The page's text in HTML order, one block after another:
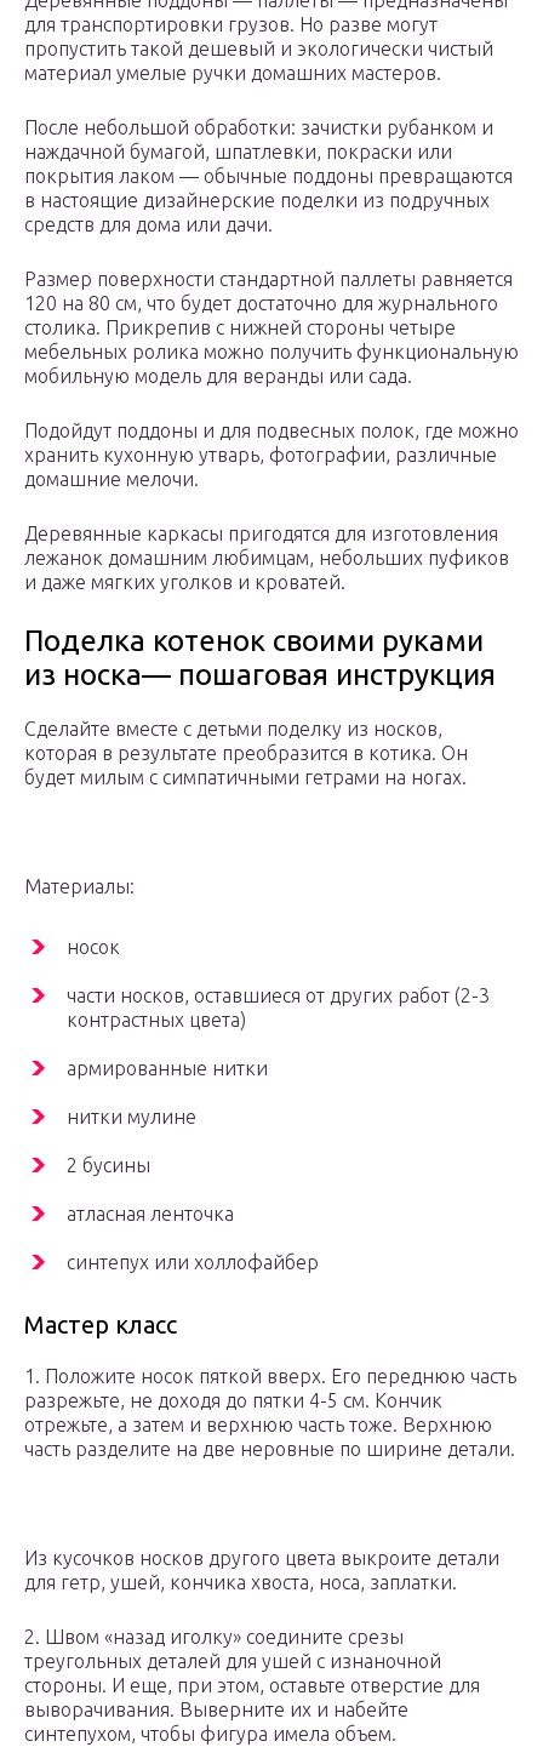
для транспортировки грузов. Но разве могут
пропустить такой дешевый и экологически чистый
материал умелые ручки домашних мастеров.
После небольшой обработки: зачистки рубанком и
наждачной бумагой, шпатлевки, покраски или
покрытия лаком — обычные поддоны превращаются
в настоящие дизайнерские поделки из подручных
средств для дома или дачи.
Размер поверхности стандартной паллеты равняется
120 на 80 см, что будет достаточно для журнального
столика. Прикрепив с нижней стороны четыре
мебельных ролика можно получить функциональную
мобильную модель для веранды или сада.
Подойдут поддоны и для подвесных полок, где можно
хранить кухонную утварь, фотографии, различные
домашние мелочи.
Деревянные каркасы пригодятся для изготовления
лежанок домашним любимцам, небольших пуфиков
и даже мягких уголков и кроватей.
Поделка котенок своими руками
из носка— пошаговая инструкция
Сделайте вместе с детьми поделку из носков,
которая в результате преобразится в котика. Он
будет милым с симпатичными гетрами на ногах.
Материалы:
носок
части носков, оставшиеся от других работ (2-3
контрастных цвета)
армированные нитки
нитки мулине
2 бусины
атласная ленточка
синтепух или холлофайбер
Мастер класс
1. Положите носок пяткой вверх. Его переднюю часть
разрежьте, не доходя до пятки 4-5 см. Кончик
отрежьте, а затем и верхнюю часть тоже. Верхнюю
часть разделите на две неровные по ширине детали.
Из кусочков носков другого цвета выкроите детали
для гетр, ушей, кончика хвоста, носа, заплатки.
2. Швом «назад иголку» соедините срезы
треугольных деталей для ушей с изнаночной
стороны. И еще, при этом, оставьте отверстие для
выворачивания. Выверните их и набейте
синтепухом, чтобы фигура имела объем.